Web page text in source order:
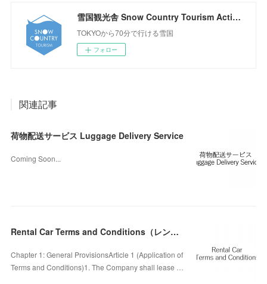
雪国観光舎 Snow Country Tourism Activity Center
TOKYOから70分で行ける雪国
フォロー
関連記事
荷物配送サービス Luggage Delivery Service
Coming Soon...
Rental Car Terms and Conditions（レンタカー貸渡規約 英語版）
Chapter 1: General ProvisionsArticle 1 (Application of
Terms and Conditions)1. The Company shall lease …